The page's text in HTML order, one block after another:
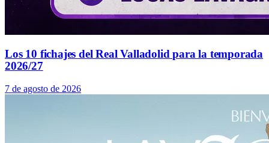
Los 10 fichajes del Real Valladolid para la temporada
2026/27
7 de agosto de 2026